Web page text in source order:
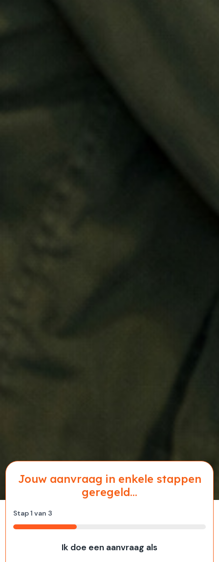
Jouw aanvraag in enkele stappen
geregeld...
Stap1 van 3
33%
Ik doe een aanvraag als